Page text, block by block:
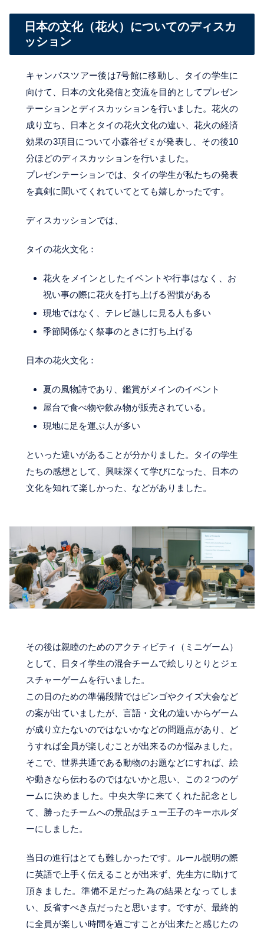
日本の文化（花火）についてのディスカ
ッション
キャンパスツアー後は7号館に移動し、タイの学生に
向けて、日本の文化発信と交流を目的としてプレゼン
テーションとディスカッションを行いました。花火の
成り立ち、日本とタイの花火文化の違い、花火の経済
効果の3項目について小森谷ゼミが発表し、その後10
分ほどのディスカッションを行いました。
プレゼンテーションでは、タイの学生が私たちの発表
を真剣に聞いてくれていてとても嬉しかったです。
ディスカッションでは、
タイの花火文化：
花火をメインとしたイベントや行事はなく、お
祝い事の際に花火を打ち上げる習慣がある
現地ではなく、テレビ越しに見る人も多い
季節関係なく祭事のときに打ち上げる
日本の花火文化：
夏の風物詩であり、鑑賞がメインのイベント
屋台で食べ物や飲み物が販売されている。
現地に足を運ぶ人が多い
といった違いがあることが分かりました。タイの学生
たちの感想として、興味深くて学びになった、日本の
文化を知れて楽しかった、などがありました。
その後は親睦のためのアクティビティ（ミニゲーム）
として、日タイ学生の混合チームで絵しりとりとジェ
スチャーゲームを行いました。
この日のための準備段階ではビンゴやクイズ大会など
の案が出ていましたが、言語・文化の違いからゲーム
が成り立たないのではないかなどの問題点があり、ど
うすれば全員が楽しむことが出来るのか悩みました。
そこで、世界共通である動物のお題などにすれば、絵
や動きなら伝わるのではないかと思い、この２つのゲ
ームに決めました。中央大学に来てくれた記念とし
て、勝ったチームへの景品はチュー王子のキーホルダ
ーにしました。
当日の進行はとても難しかったです。ルール説明の際
に英語で上手く伝えることが出来ず、先生方に助けて
頂きました。準備不足だった為の結果となってしま
い、反省すべき点だったと思います。ですが、最終的
に全員が楽しい時間を過ごすことが出来たと感じたの